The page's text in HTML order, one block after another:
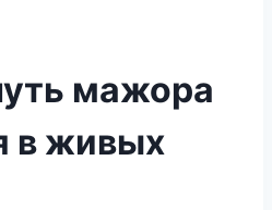
мажора
в живых